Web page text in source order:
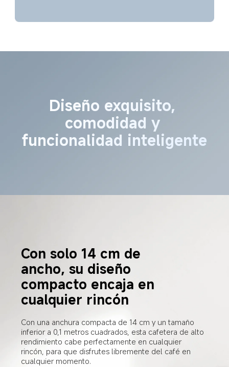
Diseño exquisito,
comodidad y
funcionalidad inteligente
Con solo 14 cm de
ancho, su diseño
compacto encaja en
cualquier rincón
Con una anchura compacta de 14 cm y un tamaño
inferior a 0,1 metros cuadrados, esta cafetera de alto
rendimiento cabe perfectamente en cualquier
rincón, para que disfrutes libremente del café en
cualquier momento.